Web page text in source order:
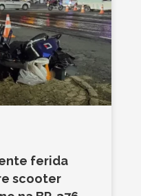
ferida
scooter